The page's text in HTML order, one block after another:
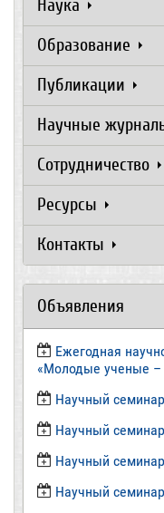
Наука
Образование
Публикации
Научные
Сотрудничество
Ресурсы
Контакты
Объявления
Ежегодная
«Молодые ученые –
​Научный семинар
​Научный семинар
Научный семинар
​Научный семинар